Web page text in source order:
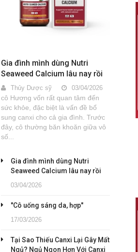
Gia đình mình dùng Nutri
Seaweed Calcium lâu nay rồi
Thủy Dược sỹ 03/04/2026
cô Hương vốn rất quan tâm đến
sức khỏe, đặc biệt là vấn đề bổ
sung canxi cho cả gia đình. Trước
đây, cô thường băn khoăn giữa vô
số...
Gia đình mình dùng Nutri
Seaweed Calcium lâu nay rồi
03/04/2026
"Cô uống sáng da, hợp"
17/03/2026
Tại Sao Thiếu Canxi Lại Gây Mất
Ngủ? Ngủ Ngon Hơn Với Canxi